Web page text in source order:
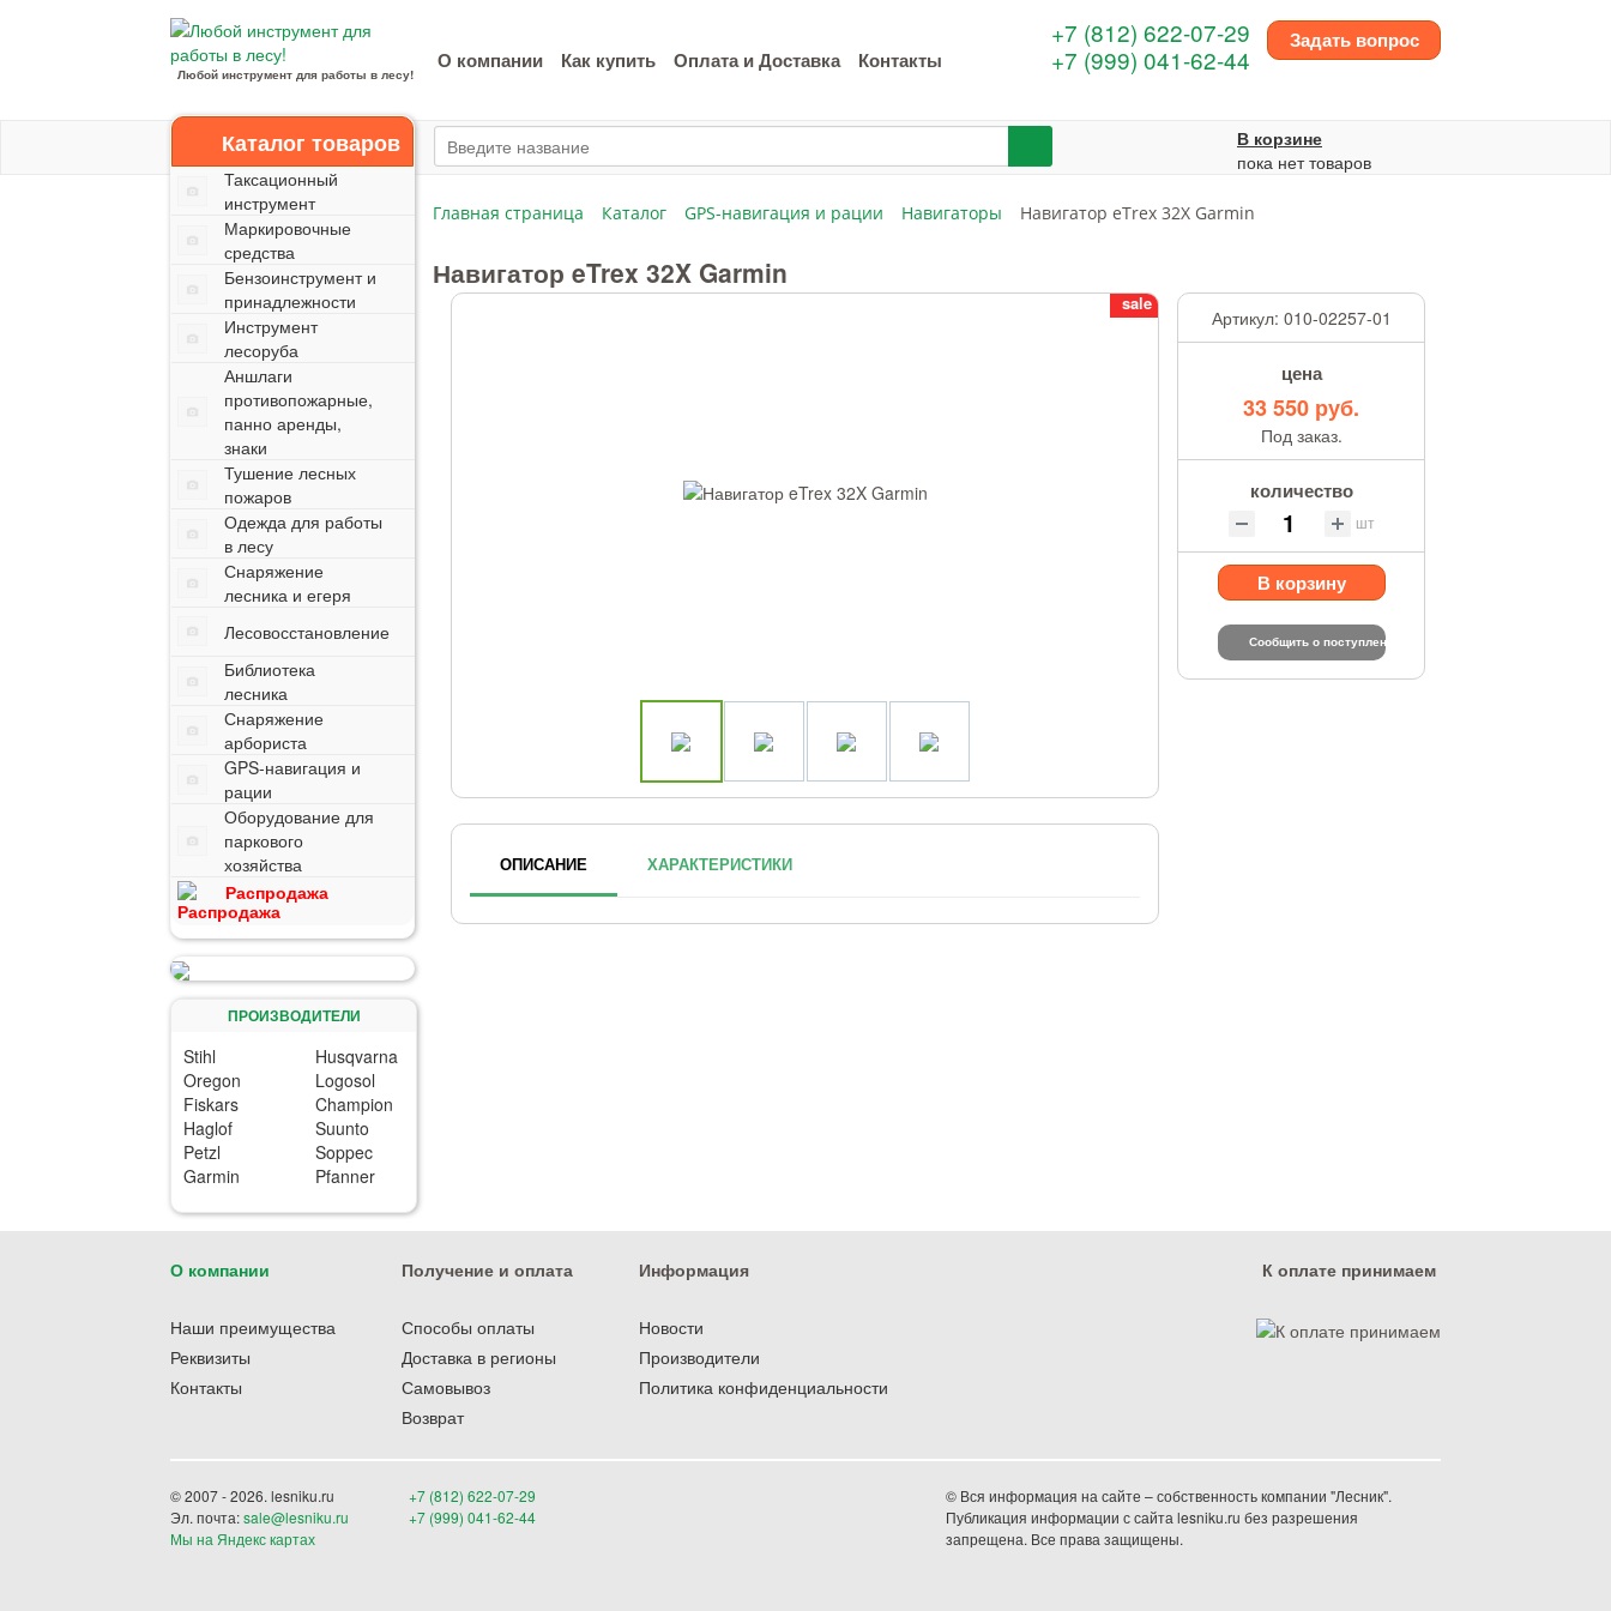
Любой инструмент для работы в лесу!
О компании Как купить Оплата и Доставка Контакты
Задать вопрос
+7 (812) 622-07-29
+7 (999) 041-62-44
В корзине
пока нет товаров
Каталог товаров
Таксационный
инструмент
Маркировочные
средства
Бензоинструмент и
принадлежности
Инструмент
лесоруба
Аншлаги
противопожарные,
панно аренды,
знаки
Тушение лесных
пожаров
Одежда для работы
в лесу
Снаряжение
лесника и егеря
Лесовосстановление
Библиотека
лесника
Снаряжение
арбориста
GPS-навигация и
рации
Оборудование для
паркового
хозяйства
Распродажа
ПРОИЗВОДИТЕЛИ
Stihl
Husqvarna
Oregon
Logosol
Fiskars
Champion
Haglof
Suunto
Petzl
Soppec
Garmin
Pfanner
Главная страница Каталог GPS-навигация и рации Навигаторы Навигатор eTrex 32X Garmin
Навигатор eTrex 32X Garmin
sale
Артикул: 010-02257-01
цена
33 550 руб.
Под заказ.
количество
шт
В корзину
Сообщить о поступлении
ОПИСАНИЕ ХАРАКТЕРИСТИКИ
О компании
Наши преимущества
Реквизиты
Контакты
Получение и оплата
Способы оплаты
Доставка в регионы
Самовывоз
Возврат
Информация
Новости
Производители
Политика конфиденциальности
К оплате принимаем
© 2007 - 2026. lesniku.ru
Эл. почта:sale@lesniku.ru
Мы на Яндекс картах
+7 (812) 622-07-29
+7 (999) 041-62-44
© Вся информация на сайте – собственность компании "Лесник".
Публикация информации с сайта lesniku.ru без разрешения
запрещена. Все права защищены.